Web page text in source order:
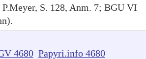
S. 128, Anm. 7; BGU VI
4680 Papyri.info 4680